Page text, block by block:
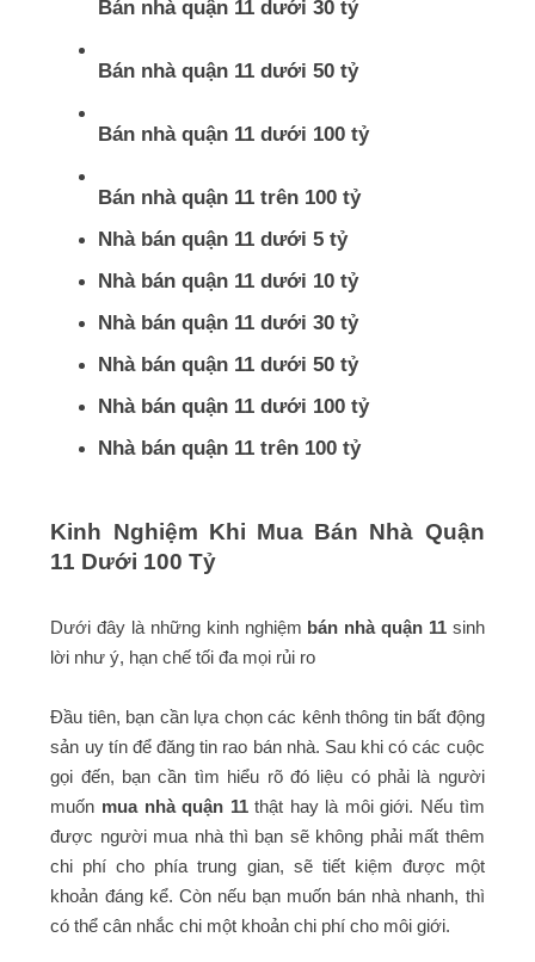
Bán nhà quận 11 dưới 30 tỷ
Bán nhà quận 11 dưới 50 tỷ
Bán nhà quận 11 dưới 100 tỷ
Bán nhà quận 11 trên 100 tỷ
Nhà bán quận 11 dưới 5 tỷ
Nhà bán quận 11 dưới 10 tỷ
Nhà bán quận 11 dưới 30 tỷ
Nhà bán quận 11 dưới 50 tỷ
Nhà bán quận 11 dưới 100 tỷ
Nhà bán quận 11 trên 100 tỷ
Kinh Nghiệm Khi Mua Bán Nhà Quận
11 Dưới 100 Tỷ
Dưới đây là những kinh nghiệm bán nhà quận 11sinh
lời như ý, hạn chế tối đa mọi rủi ro
Đầu tiên, bạn cần lựa chọn các kênh thông tin bất động
sản uy tín để đăng tin rao bán nhà. Sau khi có các cuộc
gọi đến, bạn cần tìm hiểu rõ đó liệu có phải là người
muốn mua nhà quận 11thật hay là môi giới. Nếu tìm
được người mua nhà thì bạn sẽ không phải mất thêm
chi phí cho phía trung gian, sẽ tiết kiệm được một
khoản đáng kể. Còn nếu bạn muốn bán nhà nhanh, thì
có thể cân nhắc chi một khoản chi phí cho môi giới.